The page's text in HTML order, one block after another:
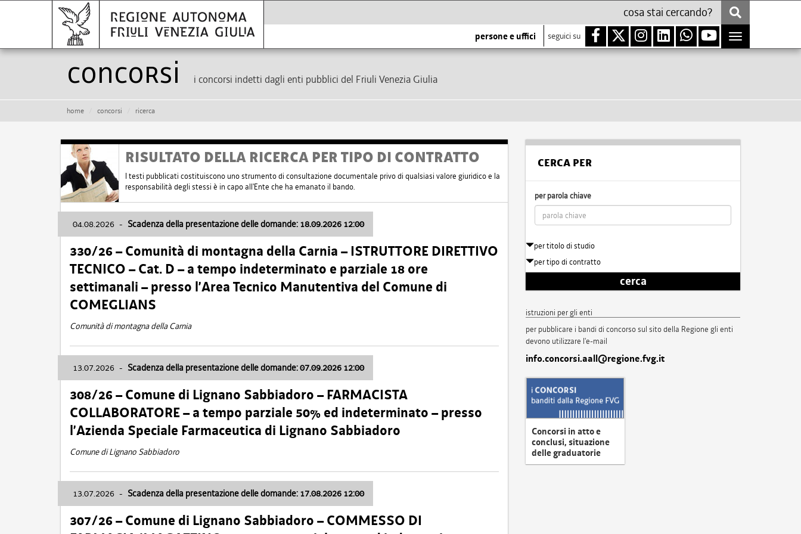
persone e uffici seguici su
Toggle
navigation
Concorsi i concorsi indetti dagli enti pubblici del Friuli Venezia Giulia
home concorsi ricerca
RISULTATO DELLA RICERCA PER TIPO DI CONTRATTO
I testi pubblicati costituiscono uno strumento di consultazione documentale privo di qualsiasi valore giuridico e la
responsabilità degli stessi è in capo all'Ente che ha emanato il bando.
04.08.2026 - Scadenza della presentazione delle domande: 18.09.2026 12:00
330/26 – Comunità di montagna della Carnia – ISTRUTTORE DIRETTIVO
TECNICO – Cat. D – a tempo indeterminato e parziale 18 ore
settimanali – presso l’Area Tecnico Manutentiva del Comune di
COMEGLIANS
Comunità di montagna della Carnia
13.07.2026 - Scadenza della presentazione delle domande: 07.09.2026 12:00
308/26 – Comune di Lignano Sabbiadoro – FARMACISTA
COLLABORATORE – a tempo parziale 50% ed indeterminato – presso
l’Azienda Speciale Farmaceutica di Lignano Sabbiadoro
Comune di Lignano Sabbiadoro
13.07.2026 - Scadenza della presentazione delle domande: 17.08.2026 12:00
307/26 – Comune di Lignano Sabbiadoro – COMMESSO DI
CERCA PER
per parola chiave
per titolo di studio
per tipo di contratto
cerca
istruzioni per gli enti
per pubblicare i bandi di concorso sul sito della Regione gli enti
devono utilizzare l'e-mail
info.concorsi.aall@regione.fvg.it
Concorsi in atto e
conclusi, situazione
delle graduatorie